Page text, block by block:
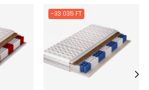
-33 035 FT